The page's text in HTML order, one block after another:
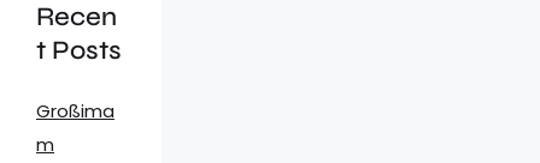
Recen
t Posts
Großima
m